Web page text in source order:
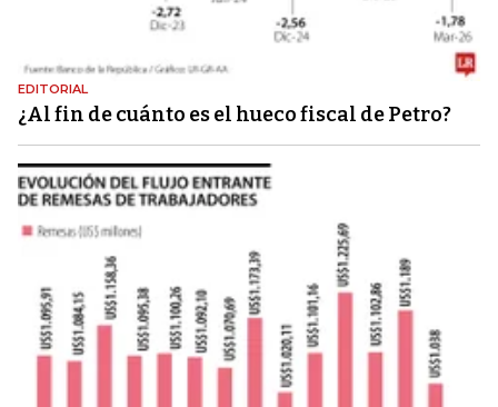
EDITORIAL
¿Al fin de cuánto es el hueco fiscal de Petro?